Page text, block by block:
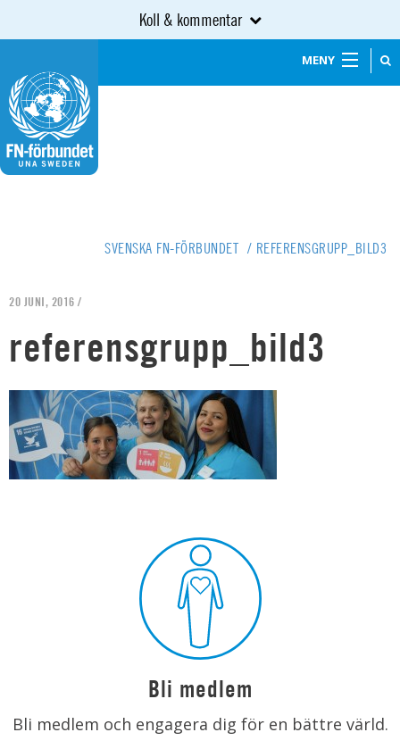
Koll & kommentar
MENY
SVENSKA FN-FÖRBUNDET / REFERENSGRUPP_BILD3
20 JUNI, 2016 /
referensgrupp_bild3
Bli medlem
Bli medlem och engagera dig för en bättre värld.